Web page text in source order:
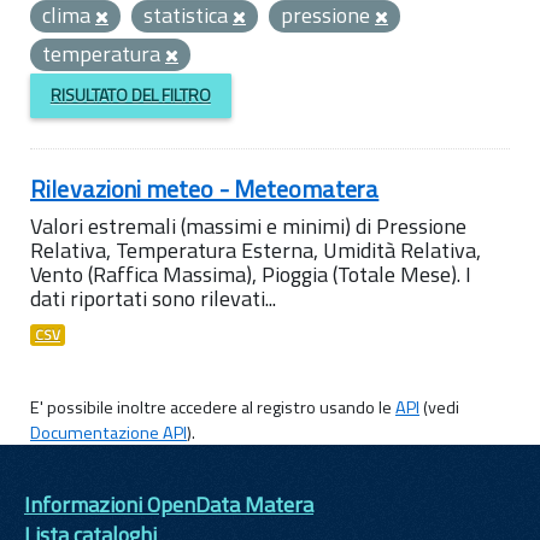
clima
statistica
pressione
temperatura
RISULTATO DEL FILTRO
Rilevazioni meteo - Meteomatera
Valori estremali (massimi e minimi) di Pressione
Relativa, Temperatura Esterna, Umidità Relativa,
Vento (Raffica Massima), Pioggia (Totale Mese). I
dati riportati sono rilevati...
CSV
E' possibile inoltre accedere al registro usando leAPI(vedi
Documentazione API).
Informazioni OpenData Matera